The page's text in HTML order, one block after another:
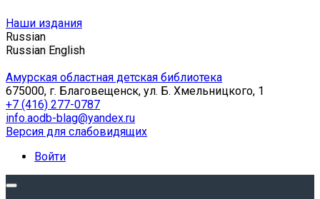
Наши издания
Russian
Russian English
Амурская областная детская библиотека
675000, г. Благовещенск, ул. Б. Хмельницкого, 1
+7 (416) 277-0787
info.aodb-blag@yandex.ru
Версия для слабовидящих
Войти